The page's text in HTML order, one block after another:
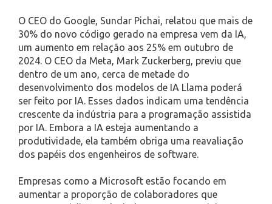
O CEO do Google, Sundar Pichai, relatou que mais de
30% do novo código gerado na empresa vem da IA,
um aumento em relação aos 25% em outubro de
2024. O CEO da Meta, Mark Zuckerberg, previu que
dentro de um ano, cerca de metade do
desenvolvimento dos modelos de IA Llama poderá
ser feito por IA. Esses dados indicam uma tendência
crescente da indústria para a programação assistida
por IA. Embora a IA esteja aumentando a
produtividade, ela também obriga uma reavaliação
dos papéis dos engenheiros de software.
Empresas como a Microsoft estão focando em
aumentar a proporção de colaboradores que